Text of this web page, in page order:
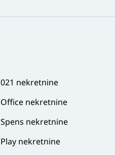
021 nekretnine
Office nekretnine
Spens nekretnine
Play nekretnine